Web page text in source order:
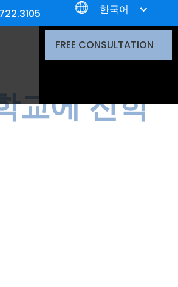
한국어
FREE CONSULTATION
교에 진학